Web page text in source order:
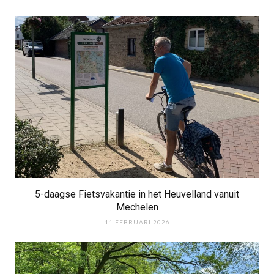
5-daagse Fietsvakantie in het Heuvelland vanuit
Mechelen
11 FEBRUARI 2026